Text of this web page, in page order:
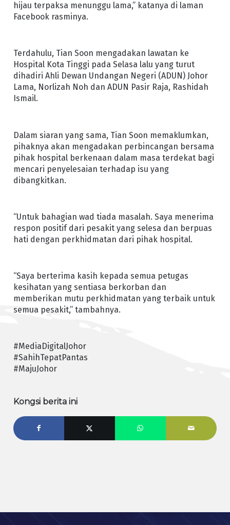
hijau terpaksa menunggu lama,” katanya di laman
Facebook rasminya.
Terdahulu, Tian Soon mengadakan lawatan ke
Hospital Kota Tinggi pada Selasa lalu yang turut
dihadiri Ahli Dewan Undangan Negeri (ADUN) Johor
Lama, Norlizah Noh dan ADUN Pasir Raja, Rashidah
Ismail.
Dalam siaran yang sama, Tian Soon memaklumkan,
pihaknya akan mengadakan perbincangan bersama
pihak hospital berkenaan dalam masa terdekat bagi
mencari penyelesaian terhadap isu yang
dibangkitkan.
“Untuk bahagian wad tiada masalah. Saya menerima
respon positif dari pesakit yang selesa dan berpuas
hati dengan perkhidmatan dari pihak hospital.
“Saya berterima kasih kepada semua petugas
kesihatan yang sentiasa berkorban dan
memberikan mutu perkhidmatan yang terbaik untuk
semua pesakit,” tambahnya.
#MediaDigitalJohor
#SahihTepatPantas
#MajuJohor
Kongsi berita ini